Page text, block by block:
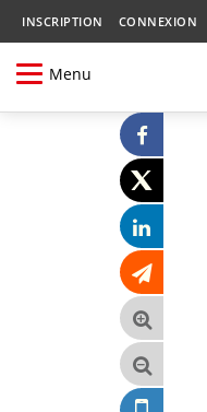
INSCRIPTION CONNEXION
Menu